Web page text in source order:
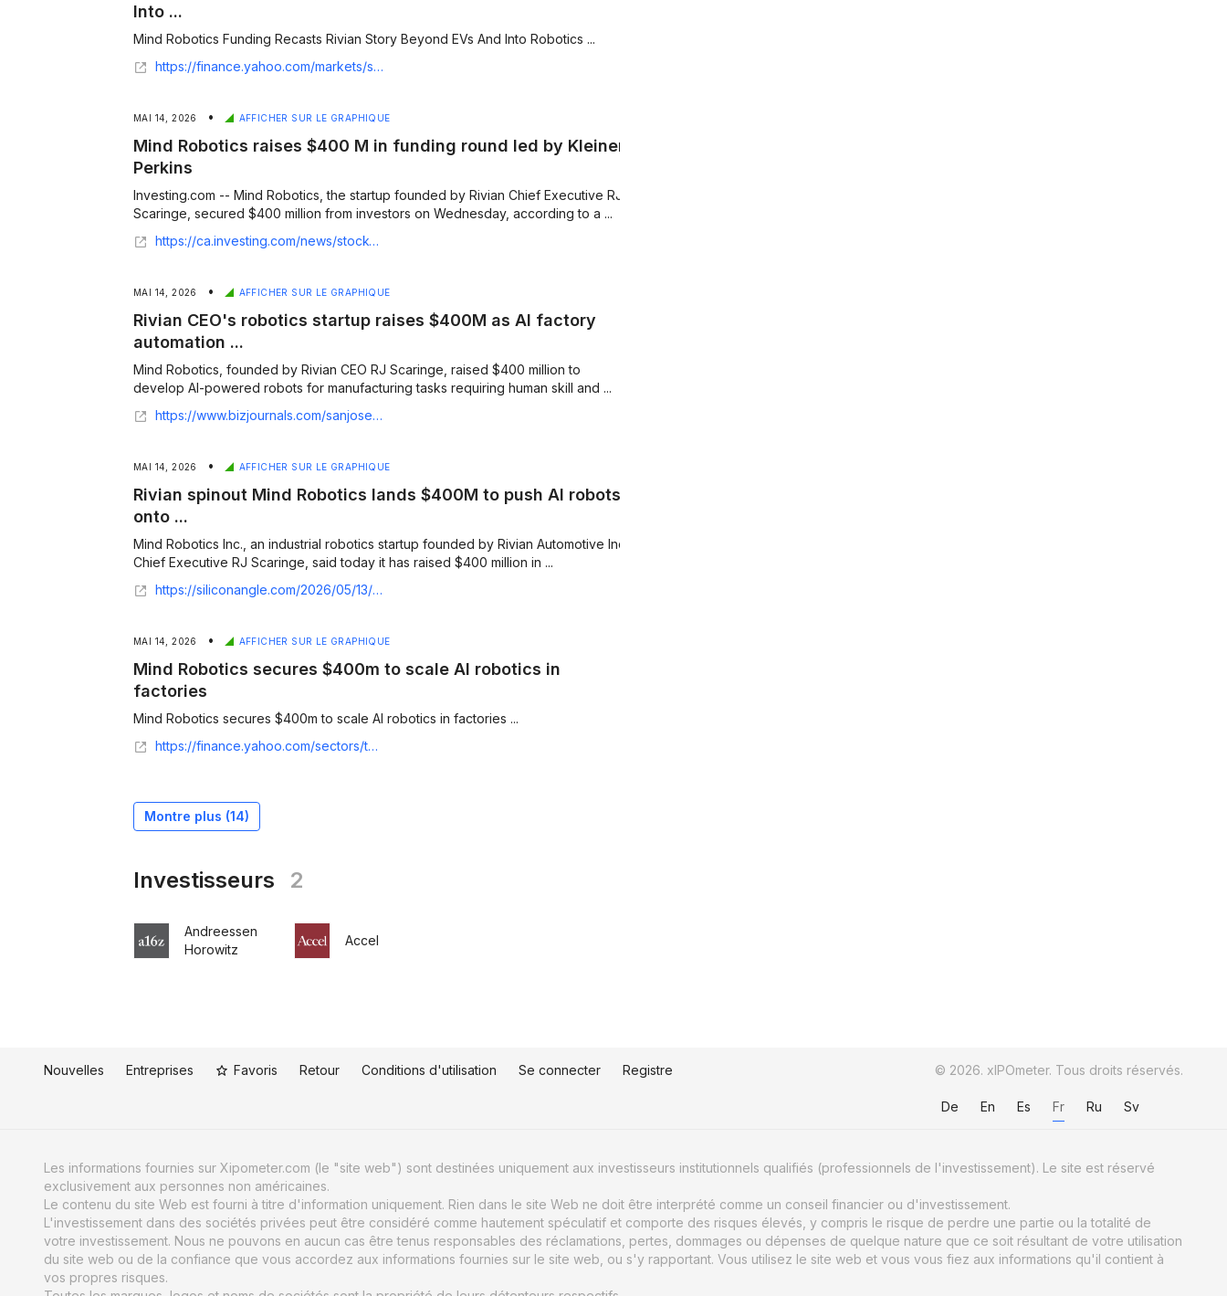
Into ...
Mind Robotics Funding Recasts Rivian Story Beyond EVs And Into Robotics ...
https://finance.yahoo.com/markets/stocks/articles/mind-robotics-funding-recasts-rivian-072359876.html
MAI 14, 2026 • AFFICHER SUR LE GRAPHIQUE
Mind Robotics raises $400 M in funding round led by Kleiner
Perkins
Investing.com -- Mind Robotics, the startup founded by Rivian Chief Executive RJ
Scaringe, secured $400 million from investors on Wednesday, according to a ...
https://ca.investing.com/news/stock-market-news/mind-robotics-raises-400m-in-funding-round-led-by-kleiner-perkins-93CH-4635125
MAI 14, 2026 • AFFICHER SUR LE GRAPHIQUE
Rivian CEO's robotics startup raises $400M as AI factory
automation ...
Mind Robotics, founded by Rivian CEO RJ Scaringe, raised $400 million to
develop AI-powered robots for manufacturing tasks requiring human skill and ...
https://www.bizjournals.com/sanjose/news/2026/05/13/mind-robotics-400-million-funding.html
MAI 14, 2026 • AFFICHER SUR LE GRAPHIQUE
Rivian spinout Mind Robotics lands $400M to push AI robots
onto ...
Mind Robotics Inc., an industrial robotics startup founded by Rivian Automotive Inc.
Chief Executive RJ Scaringe, said today it has raised $400 million in ...
https://siliconangle.com/2026/05/13/rivian-spinout-mind-robotics-lands-400m-push-ai-robots-onto-factory-floors/
MAI 14, 2026 • AFFICHER SUR LE GRAPHIQUE
Mind Robotics secures $400m to scale AI robotics in
factories
Mind Robotics secures $400m to scale AI robotics in factories ...
https://finance.yahoo.com/sectors/technology/articles/mind-robotics-secures-400m-scale-113132159.html
Montre plus (14)
Investisseurs 2
Andreessen
Horowitz
Accel
Nouvelles Entreprises Favoris Retour Conditions d'utilisation Se connecter Registre © 2026. xIPOmeter. Tous droits réservés.
De En Es Fr Ru Sv
Les informations fournies sur Xipometer.com (le "site web") sont destinées uniquement aux investisseurs institutionnels qualifiés (professionnels de l'investissement). Le site est réservé
exclusivement aux personnes non américaines.
Le contenu du site Web est fourni à titre d'information uniquement. Rien dans le site Web ne doit être interprété comme un conseil financier ou d'investissement.
L'investissement dans des sociétés privées peut être considéré comme hautement spéculatif et comporte des risques élevés, y compris le risque de perdre une partie ou la totalité de
votre investissement. Nous ne pouvons en aucun cas être tenus responsables des réclamations, pertes, dommages ou dépenses de quelque nature que ce soit résultant de votre utilisation
du site web ou de la confiance que vous accordez aux informations fournies sur le site web, ou s'y rapportant. Vous utilisez le site web et vous vous fiez aux informations qu'il contient à
vos propres risques.